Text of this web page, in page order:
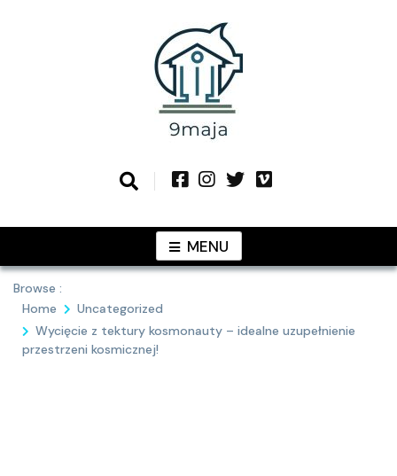
9MAJApomysłami
MENU
Browse :
Home
Uncategorized
Wycięcie z tektury kosmonauty – idealne uzupełnienie
przestrzeni kosmicznej!